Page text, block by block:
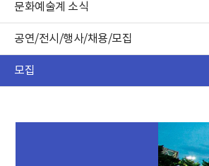
문화예술계 소식
공연/전시/행사/채용/모집
모집